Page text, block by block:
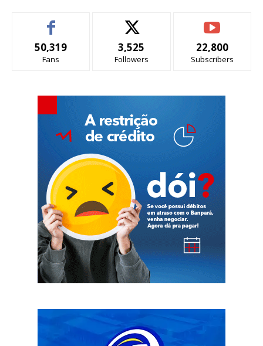
50,319
Fans
3,525
Followers
22,800
Subscribers